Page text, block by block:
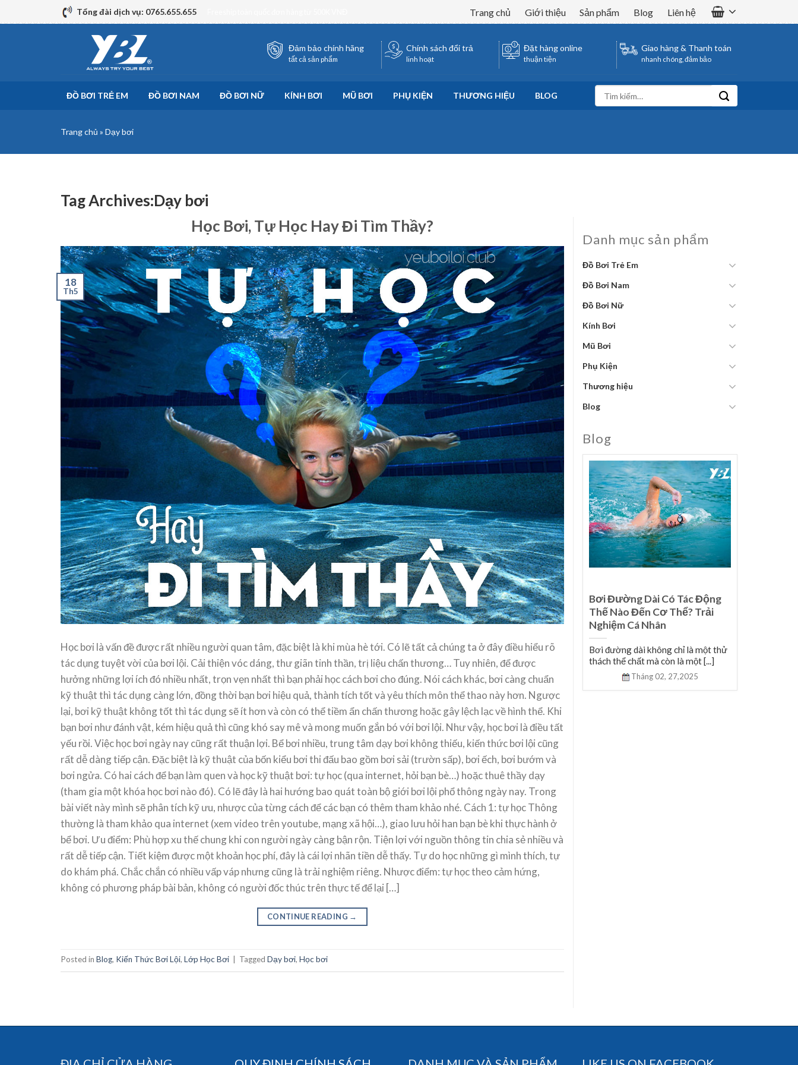
to
Tổng đài dịch vụ: 0765.655.655 Trang chủ Giới thiệu Sản phẩm Blog Liên hệ
Đảm bảo chính hãng
tất cả sản phẩm
Chính sách đổi trả
linh hoạt
Đặt hàng online
thuận tiện
Giao hàng & Thanh toán
nhanh chóng, đảm bảo
ĐỒ BƠI TRẺ EM ĐỒ BƠI NAM ĐỒ BƠI NỮ KÍNH BƠI MŨ BƠI PHỤ KIỆN THƯƠNG HIỆU BLOG
kiếm:
Trang chủ » Dạy bơi
Tag Archives:Dạy bơi
Học Bơi, Tự Học Hay Đi Tìm Thầy?
18
Th5
Học bơi là vấn đề được rất nhiều người quan tâm, đặc biệt là khi mùa hè tới. Có lẽ tất cả chúng ta ở đây điều hiểu rõ
tác dụng tuyệt vời của bơi lội. Cải thiện vóc dáng, thư giãn tinh thần, trị liệu chấn thương… Tuy nhiên, để được
hưởng những lợi ích đó nhiều nhất, trọn vẹn nhất thì bạn phải học cách bơi cho đúng. Nói cách khác, bơi càng chuẩn
kỹ thuật thì tác dụng càng lớn, đồng thời bạn bơi hiệu quả, thành tích tốt và yêu thích môn thể thao này hơn. Ngược
lại, bơi kỹ thuật không tốt thì tác dụng sẽ ít hơn và còn có thể tiềm ẩn chấn thương hoặc gây lệch lạc về hình thể. Khi
bạn bơi như đánh vật, kém hiệu quả thì cũng khó say mê và mong muốn gắn bó với bơi lội. Như vậy, học bơi là điều tất
yếu rồi. Việc học bơi ngày nay cũng rất thuận lợi. Bể bơi nhiều, trung tâm dạy bơi không thiếu, kiến thức bơi lội cũng
rất dễ dàng tiếp cận. Đặc biệt là kỹ thuật của bốn kiểu bơi thi đấu bao gồm bơi sải (trườn sấp), bơi ếch, bơi bướm và
bơi ngửa. Có hai cách để bạn làm quen và học kỹ thuật bơi: tự học (qua internet, hỏi bạn bè…) hoặc thuê thầy dạy
(tham gia một khóa học bơi nào đó). Có lẽ đây là hai hướng bao quát toàn bộ giới bơi lội phổ thông ngày nay. Trong
bài viết này mình sẽ phân tích kỹ ưu, nhược của từng cách để các bạn có thêm tham khảo nhé. Cách 1: tự học Thông
thường là tham khảo qua internet (xem video trên youtube, mạng xã hội…), giao lưu hỏi han bạn bè khi thực hành ở
bể bơi. Ưu điểm: Phù hợp xu thế chung khi con người ngày càng bận rộn. Tiện lợi với nguồn thông tin chia sẻ nhiều và
rất dễ tiếp cận. Tiết kiệm được một khoản học phí, đây là cái lợi nhãn tiền dễ thấy. Tự do học những gì mình thích, tự
do khám phá. Chắc chắn có nhiều vấp váp nhưng cũng là trải nghiệm riêng. Nhược điểm: tự học theo cảm hứng,
không có phương pháp bài bản, không có người đốc thúc trên thực tế để lại […]
CONTINUE READING →
Posted in Blog, Kiến Thức Bơi Lội, Lớp Học Bơi Tagged Dạy bơi, Học bơi
Danh mục sản phẩm
Đồ Bơi Trẻ Em
Đồ Bơi Nam
Đồ Bơi Nữ
Kính Bơi
Mũ Bơi
Phụ Kiện
Thương hiệu
Blog
Blog
Bơi Đường Dài Có Tác Động
Thế Nào Đến Cơ Thể? Trải
Nghiệm Cá Nhân
Bơi đường dài không chỉ là một thử
thách thể chất mà còn là một [...]
Tháng 02, 27,2025
Bơi Biển Và Bơi Trong Bể Bơi
Có Gì Khác Nhau?
Xin chào các bạn. Bơi biển có gì khác
với bơi trong bể bơi là [...]
Tháng 11, 09,2022
Thử Thách Bơi 45Km Trong 1
Tháng Swim Star Challenge
45Km Swim Star Swim Star
Challenge là [...]
Tháng 10, 25,2022
Top Kỷ Lục Bơi Lội Thế Giới
2022, Những Siêu Phẩm Của
Năm
2022 là một năm sôi nổi với hàng
loạt kỷ lục bơi lội thế giới [...]
Tháng 09,02,2022